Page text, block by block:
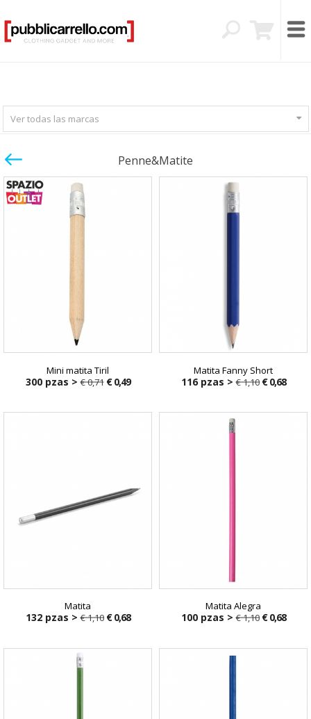
Ver todas las marcas
Penne&Matite
Mini matita Tiril
300 pzas >€ 0,71 € 0,49
Matita Fanny Short
116 pzas >€ 1,10 € 0,68
Matita
132 pzas >€ 1,10 € 0,68
Matita Alegra
100 pzas >€ 1,10 € 0,68